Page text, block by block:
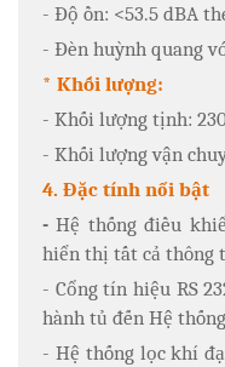
- Độ ồn: <53.5 dBA
- Đèn huỳnh quang
* Khối lượng:
- Khối lượng tịnh:
- Khối lượng vận
4. Đặc tính nổi bật
-Hệ thống điều
hiển thị tất cả thông
- Cổng tín hiệu RS
hành tủ đến Hệ
- Hệ thống lọc khí